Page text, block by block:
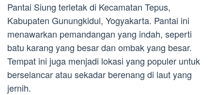
Pantai Siung terletak di Kecamatan Tepus,
Kabupaten Gunungkidul, Yogyakarta. Pantai ini
menawarkan pemandangan yang indah, seperti
batu karang yang besar dan ombak yang besar.
Tempat ini juga menjadi lokasi yang populer untuk
berselancar atau sekadar berenang di laut yang
jernih.